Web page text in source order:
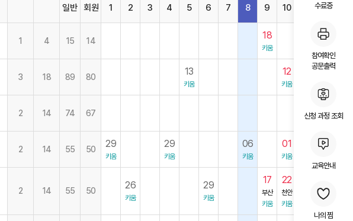
수료증
참여확인
공문출력
신청 과정 조회
교육안내
나의 찜
일반 회원 1 2 3 4 5 6 7 8 9 10 12
1 4 15 14 18
키움
3 18 89 80 13
키움
12
키움
2 14 74 67
키움
2 14 55 50 29
키움
29
키움
06
키움
01
키움
2 14 55 50 26
키움
29
키움
17
부산
키움
22
천안
키움